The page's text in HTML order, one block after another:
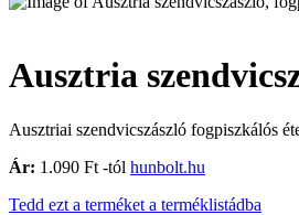
Ausztria
Ausztriai szendvicszászló fogpiszkálós
Ár: 1.090 Ft -tól hunbolt.hu
Tedd ezt a terméket a terméklistádba